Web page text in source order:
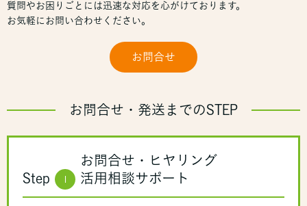
質問やお困りごとには迅速な対応を心がけております。
お気軽にお問い合わせください。
お問合せ
お問合せ・発送までのSTEP
Step
お問合せ・ヒヤリング
活用相談サポート